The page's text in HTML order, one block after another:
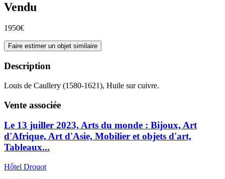
Vendu
1950€
Faire estimer un objet similaire
Description
Louis de Caullery (1580-1621), Huile sur cuivre.
Vente associée
Le 13 juiller 2023, Arts du monde : Bijoux, Art
d'Afrique, Art d'Asie, Mobilier et objets d'art,
Tableaux...
Hôtel Drouot